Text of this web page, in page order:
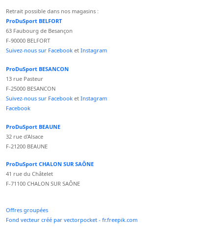
Retrait possible dans nos magasins :
ProDuSport BELFORT
63 Faubourg de Besançon
F-90000 BELFORT
Suivez-nous sur Facebook et Instagram
ProDuSport BESANCON
13 rue Pasteur
F-25000 BESANCON
Suivez-nous sur Facebook et Instagram
Facebook
ProDuSport BEAUNE
32 rue d'Alsace
F-21200 BEAUNE
ProDuSport CHALON SUR SAÔNE
41 rue du Châtelet
F-71100 CHALON SUR SAÔNE
Offres groupées
Fond vecteur créé par vectorpocket - fr.freepik.com